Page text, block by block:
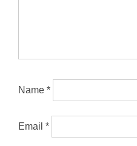
Name *
Email *